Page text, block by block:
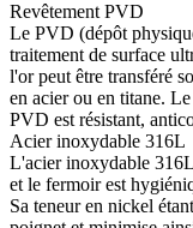
Revêtement PVD
Le PVD (dépôt
traitement de surface
l'or peut être transféré
en acier ou en titane.
PVD est résistant,
Acier inoxydable 316L
L'acier inoxydable
et le fermoir est
Sa teneur en nickel